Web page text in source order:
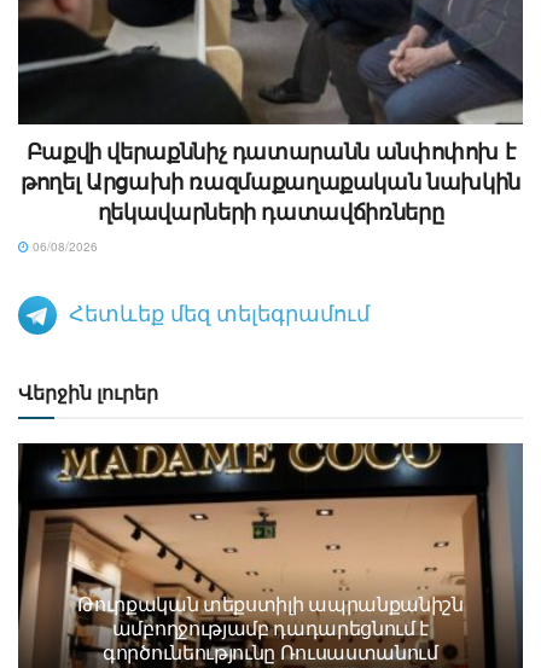
Բաքվի վերաքննիչ դատարանն անփոփոխ է
թողել Արցախի ռազմաքաղաքական նախկին
ղեկավարների դատավճիռները
06/08/2026
Հետևեք մեզ տելեգրամում
Վերջին լուրեր
Թուրքական տեքստիլի ապրանքանիշն
ամբողջությամբ դադարեցնում է
գործունեությունը Ռուսաստանում